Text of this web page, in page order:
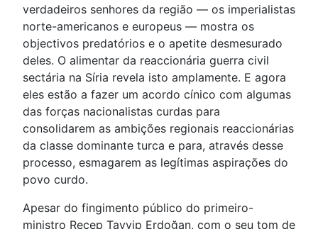
verdadeiros senhores da região — os imperialistas
norte-americanos e europeus — mostra os
objectivos predatórios e o apetite desmesurado
deles. O alimentar da reaccionária guerra civil
sectária na Síria revela isto amplamente. E agora
eles estão a fazer um acordo cínico com algumas
das forças nacionalistas curdas para
consolidarem as ambições regionais reaccionárias
da classe dominante turca e para, através desse
processo, esmagarem as legítimas aspirações do
povo curdo.
Apesar do fingimento público do primeiro-
ministro Recep Tayyip Erdoğan, com o seu tom de